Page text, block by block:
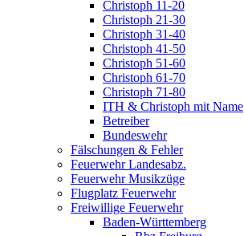
Christoph 11-20
Christoph 21-30
Christoph 31-40
Christoph 41-50
Christoph 51-60
Christoph 61-70
Christoph 71-80
ITH & Christoph mit Name
Betreiber
Bundeswehr
Fälschungen & Fehler
Feuerwehr Landesabz.
Feuerwehr Musikzüge
Flugplatz Feuerwehr
Freiwillige Feuerwehr
Baden-Württemberg